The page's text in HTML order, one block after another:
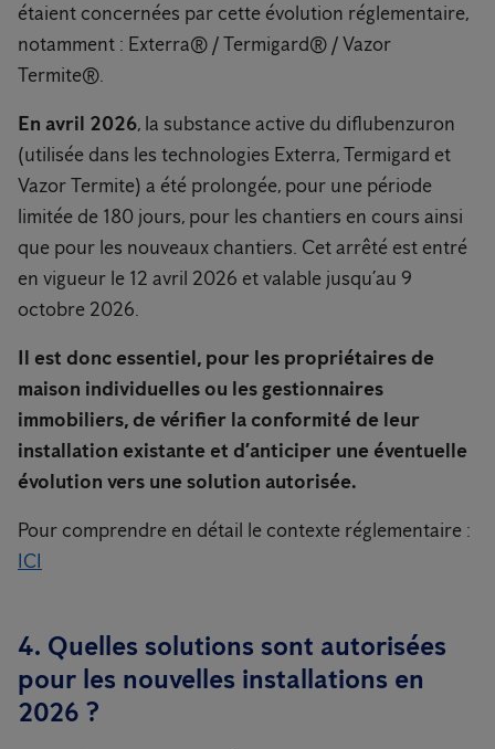
étaient concernées par cette évolution réglementaire,
notamment : Exterra® / Termigard® / Vazor
Termite®.
En avril 2026, la substance active du diflubenzuron
(utilisée dans les technologies Exterra, Termigard et
Vazor Termite) a été prolongée, pour une période
limitée de 180 jours, pour les chantiers en cours ainsi
que pour les nouveaux chantiers. Cet arrêté est entré
en vigueur le 12 avril 2026 et valable jusqu’au 9
octobre 2026.
Il est donc essentiel, pour les propriétaires de
maison individuelles ou les gestionnaires
immobiliers, de vérifier la conformité de leur
installation existante et d’anticiper une éventuelle
évolution vers une solution autorisée.
Pour comprendre en détail le contexte réglementaire :
ICI
4. Quelles solutions sont autorisées
pour les nouvelles installations en
2026 ?